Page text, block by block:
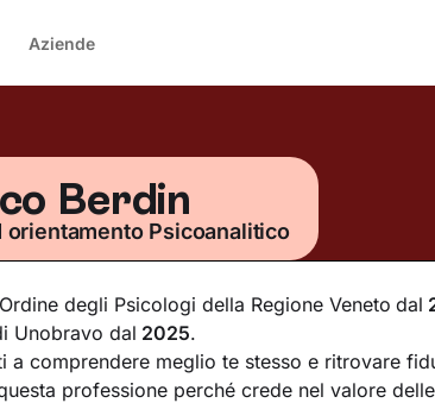
Aziende
Berdin
orientamento Psicoanalitico
degli Psicologi della Regione Veneto dal
Unobravo dal 2025.
a comprendere meglio te stesso e ritrovare
professione perché crede nel valore